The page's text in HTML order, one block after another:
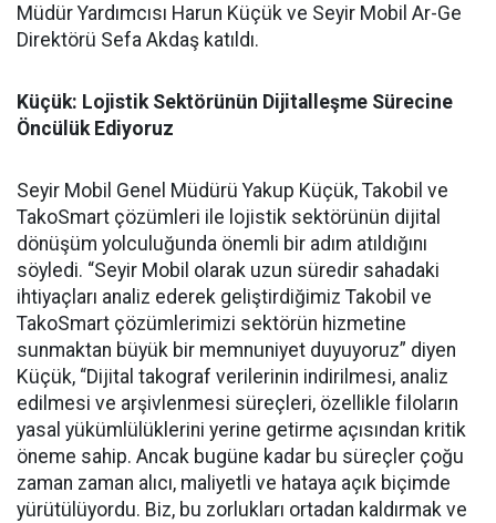
Müdür Yardımcısı Harun Küçük ve Seyir Mobil Ar-Ge
Direktörü Sefa Akdaş katıldı.
Küçük: Lojistik Sektörünün Dijitalleşme Sürecine
Öncülük Ediyoruz
Seyir Mobil Genel Müdürü Yakup Küçük, Takobil ve
TakoSmart çözümleri ile lojistik sektörünün dijital
dönüşüm yolculuğunda önemli bir adım atıldığını
söyledi. “Seyir Mobil olarak uzun süredir sahadaki
ihtiyaçları analiz ederek geliştirdiğimiz Takobil ve
TakoSmart çözümlerimizi sektörün hizmetine
sunmaktan büyük bir memnuniyet duyuyoruz” diyen
Küçük, “Dijital takograf verilerinin indirilmesi, analiz
edilmesi ve arşivlenmesi süreçleri, özellikle filoların
yasal yükümlülüklerini yerine getirme açısından kritik
öneme sahip. Ancak bugüne kadar bu süreçler çoğu
zaman zaman alıcı, maliyetli ve hataya açık biçimde
yürütülüyordu. Biz, bu zorlukları ortadan kaldırmak ve